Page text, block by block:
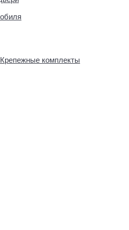
комплекты